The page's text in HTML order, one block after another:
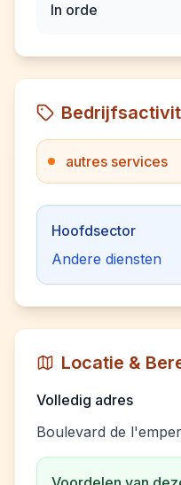
In orde
autres services
Hoofdsector
Andere diensten
Locatie &
Volledig adres
Boulevard de